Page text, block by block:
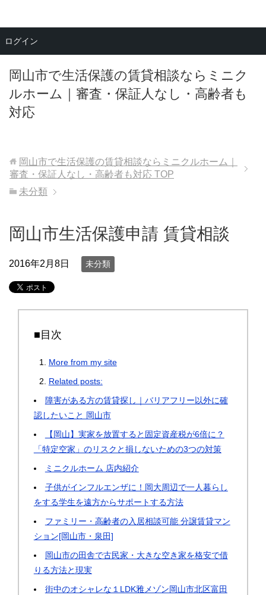
岡山市で生活保護の賃貸相談ならミニク
ルホーム｜審査・保証人なし・高齢者も
対応
メニュー
岡山市で生活保護の賃貸相談ならミニクルホーム｜
審査・保証人なし・高齢者も対応 TOP
未分類
岡山市生活保護申請 賃貸相談
2016年2月8日 未分類
■目次
More from my site
Related posts:
障害がある方の賃貸探し｜バリアフリー以外に確
認したいこと 岡山市
【岡山】実家を放置すると固定資産税が6倍に？
「特定空家」のリスクと損しないための3つの対策
ミニクルホーム 店内紹介
子供がインフルエンザに！岡大周辺で一人暮らし
をする学生を遠方からサポートする方法
ファミリー・高齢者の入居相談可能 分譲賃貸マン
ション[岡山市・泉田]
岡山市の田舎で古民家・大きな空き家を格安で借
りる方法と現実
街中のオシャレな１LDK雅メゾン岡山市北区富田
ログイン